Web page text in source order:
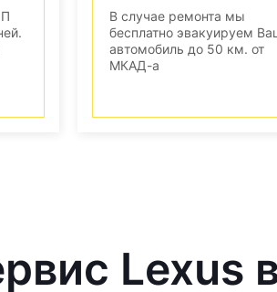
В случае ремонта мы
бесплатно эвакуируем
автомобиль до 50 км. от
МКАД-а
Lexus